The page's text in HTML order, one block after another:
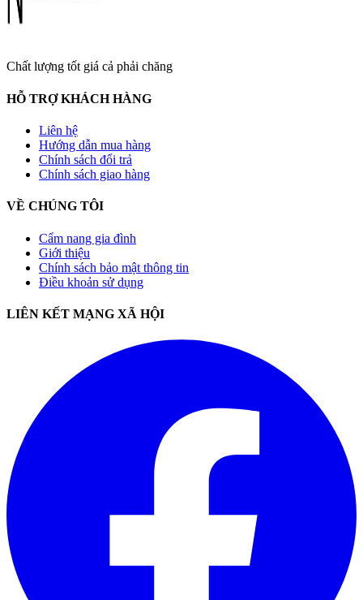
Chất lượng tốt giá cả phải chăng
HỖ TRỢ KHÁCH HÀNG
Liên hệ
Hướng dẫn mua hàng
Chính sách đổi trả
Chính sách giao hàng
VỀ CHÚNG TÔI
Cẩm nang gia đình
Giới thiệu
Chính sách bảo mật thông tin
Điều khoản sử dụng
LIÊN KẾT MẠNG XÃ HỘI